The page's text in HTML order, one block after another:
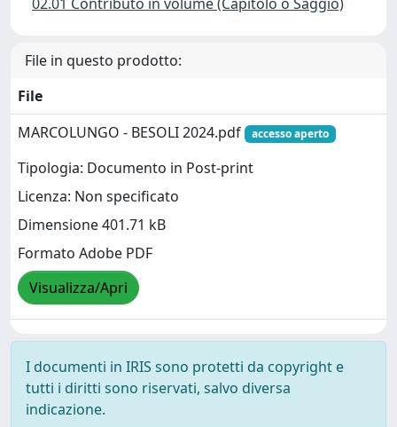
File in questo prodotto:
File
MARCOLUNGO - BESOLI 2024.pdf
accesso aperto
Tipologia: Documento in Post-print
Licenza: Non specificato
Dimensione 401.71 kB
Formato Adobe PDF
Visualizza/Apri
I documenti in IRIS sono protetti da copyright e
tutti i diritti sono riservati, salvo diversa
indicazione.